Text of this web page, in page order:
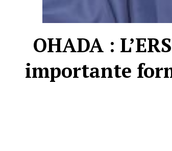
OHADA :
importante